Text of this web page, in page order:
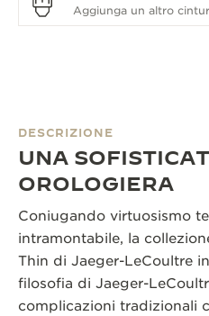
DESCRIZIONE
UNA
OROLOGIERA
Coniugando virtuosismo
intramontabile, la
Thin di Jaeger-LeCoultre
filosofia di Jaeger-
complicazioni tradizionali